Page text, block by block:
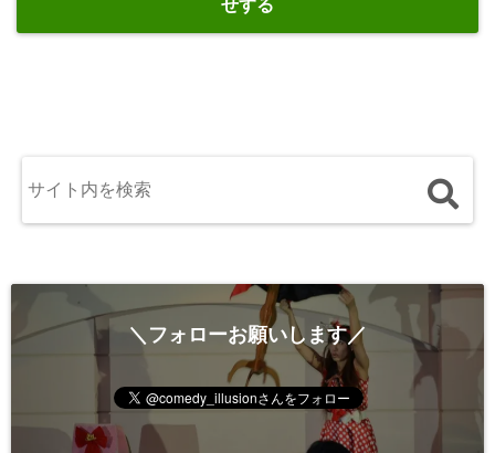
せする
＼フォローお願いします／